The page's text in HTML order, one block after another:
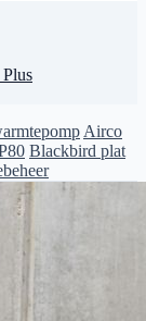
Airco
Blackbird plat